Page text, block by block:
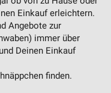
Einkauf erleichtern.
Angebote zur
immer über
Deinen Einkauf
finden.